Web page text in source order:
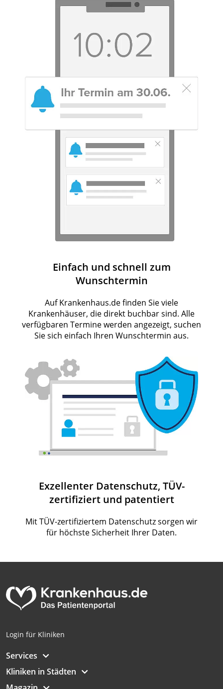
Einfach und schnell zum
Wunschtermin
Auf Krankenhaus.de finden Sie viele
Krankenhäuser, die direkt buchbar sind. Alle
verfügbaren Termine werden angezeigt, suchen
Sie sich einfach Ihren Wunschtermin aus.
Exzellenter Datenschutz, TÜV-
zertifiziert und patentiert
Mit TÜV-zertifiziertem Datenschutz sorgen wir
für höchste Sicherheit Ihrer Daten.
Login für Kliniken
Services
Kliniken in Städten